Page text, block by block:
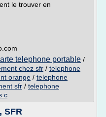
le trouver en
telephone portable /
chez sfr / telephone
orange / telephone
sfr / telephone
c
SFR